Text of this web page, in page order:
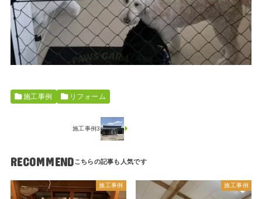
施工事例 リフォーム
施工事例3
RECOMMEND
施工事例 施工事例